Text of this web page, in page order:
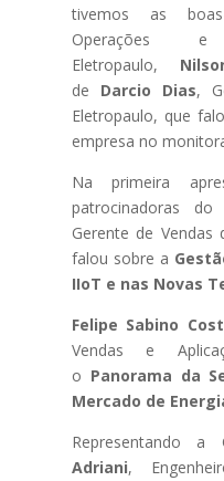
tivemos as
Operações
Eletropaulo,
de Darcio Dias,
Eletropaulo, que
empresa no
Na primeira
patrocinadoras do
Gerente de Vendas
falou sobre a
IIoT e nas Novas
Felipe Sabino
Vendas e
o Panorama da
Mercado de
Representando a
Adriani,